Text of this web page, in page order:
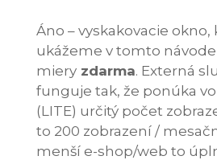
Áno – vyskakovacie okno,
ukážeme v tomto návode
mieryzdarma. Externá
funguje tak, že ponúka
(LITE) určitý počet
to 200 zobrazení /
menší e-shop/web to